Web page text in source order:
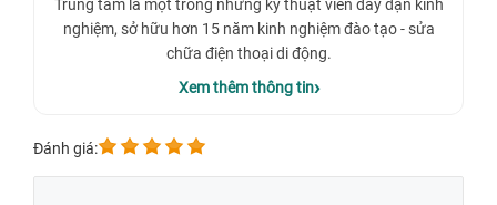
Trung tâm là một trong những kỹ thuật viên dày dặn kinh
nghiệm, sở hữu hơn 15 năm kinh nghiệm đào tạo - sửa
chữa điện thoại di động.
Xem thêm thông tin
Đánh giá: